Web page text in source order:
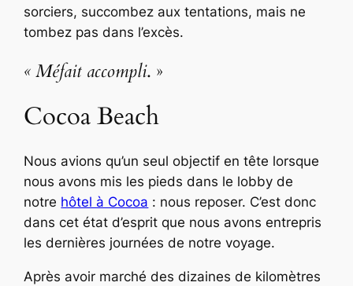
sorciers, succombez aux tentations, mais ne
tombez pas dans l’excès.
« Méfait accompli. »
Cocoa Beach
Nous avions qu’un seul objectif en tête lorsque
nous avons mis les pieds dans le lobby de
notre hôtel à Cocoa : nous reposer. C’est donc
dans cet état d’esprit que nous avons entrepris
les dernières journées de notre voyage.
Après avoir marché des dizaines de kilomètres